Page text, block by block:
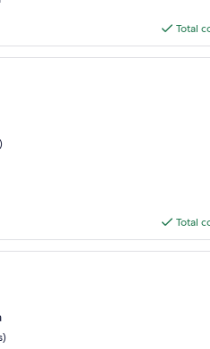
Total
Total